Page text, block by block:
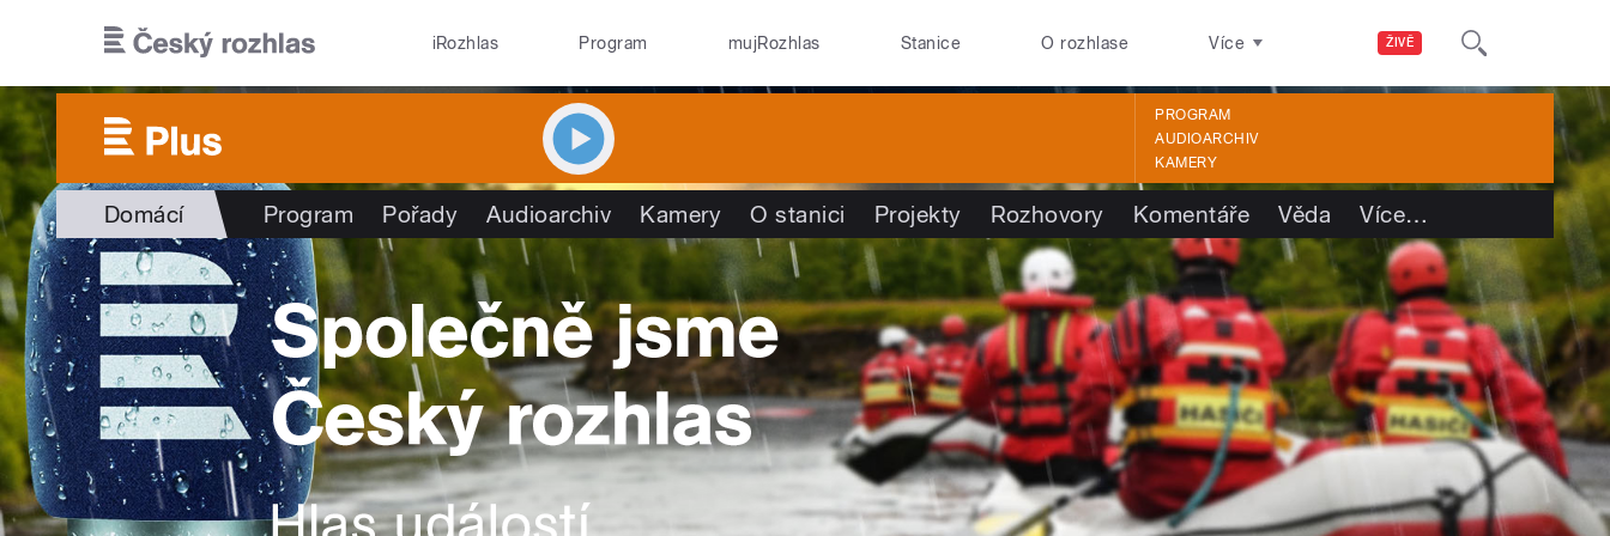
ŽIVĚ
iRozhlas Program mujRozhlas Stanice O rozhlase Více
PROGRAM
AUDIOARCHIV
KAMERY
Domácí Program Pořady Audioarchiv Kamery O stanici Projekty Rozhovory Komentáře Věda Více…